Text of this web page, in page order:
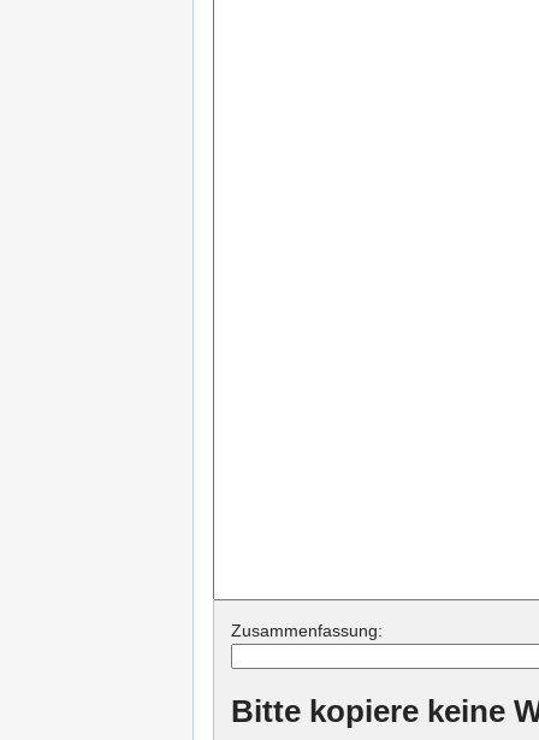
Zusammenfassung:
Bitte kopiere keine